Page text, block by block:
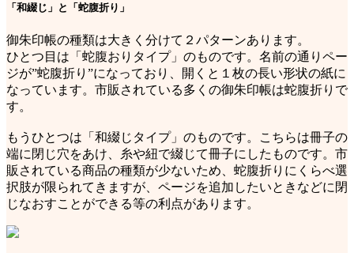
「和綴じ」と「蛇腹折り」
御朱印帳の種類は大きく分けて２パターンあります。
ひとつ目は「蛇腹おりタイプ」のものです。名前の通りペー
ジが”蛇腹折り”になっており、開くと１枚の長い形状の紙に
なっています。市販されている多くの御朱印帳は蛇腹折りで
す。
もうひとつは「和綴じタイプ」のものです。こちらは冊子の
端に閉じ穴をあけ、糸や紐で綴じて冊子にしたものです。市
販されている商品の種類が少ないため、蛇腹折りにくらべ選
択肢が限られてきますが、ページを追加したいときなどに閉
じなおすことができる等の利点があります。